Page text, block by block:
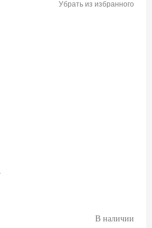
Убрать из избранного
В наличии